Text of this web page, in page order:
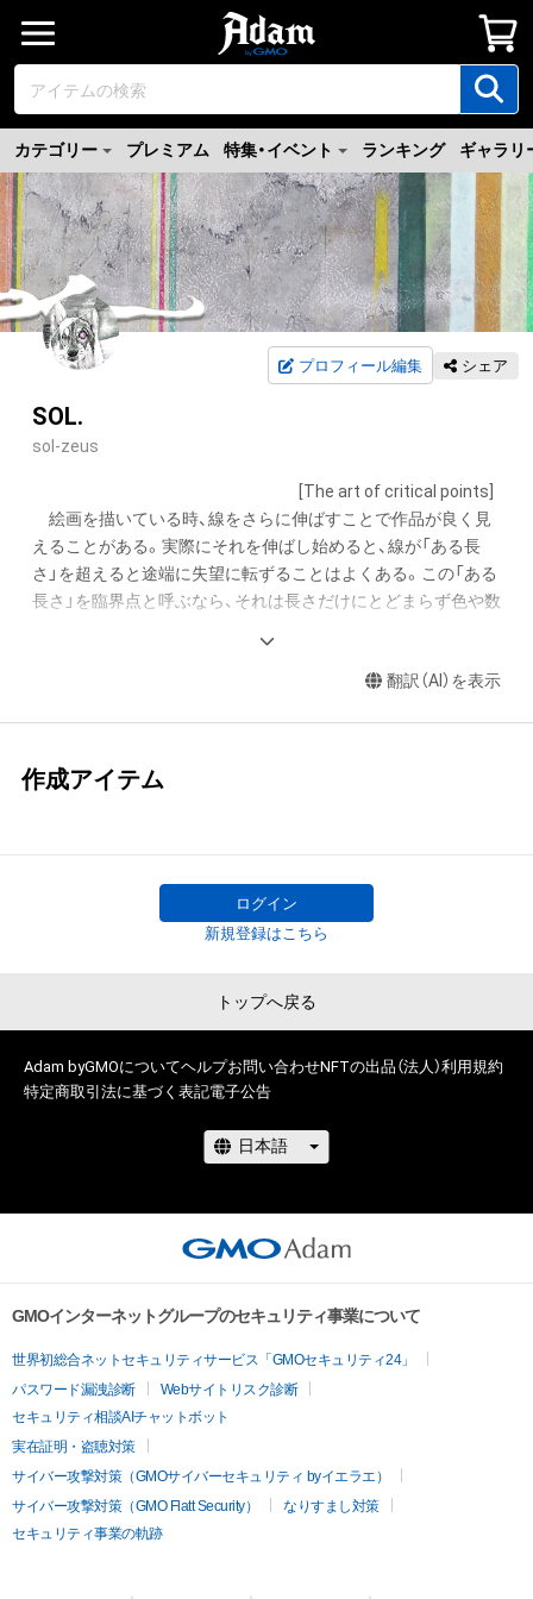
カテゴリー プレミアム 特集・イベント ランキング ギャラリ
プロフィール編集 シェア
SOL.
sol-zeus
[The art of critical points]
絵画を描いている時、線をさらに伸ばすことで作品が良く見
えることがある。実際にそれを伸ばし始めると、線が「ある長
さ」を超えると途端に失望に転ずることはよくある。この「ある
長さ」を臨界点と呼ぶなら、それは長さだけにとどまらず色や数
は、臨界点に至った時、その良し悪しの理由を「言葉」では表現
合で１点を争うシーソーゲーム」だ。興奮と感動は、自らの感覚
を研ぎ澄まし、思いもよらぬ方向や力を作品に与える。そして
2006年12月23日[iLife’06 iMovie コンテスト]Apple銀座店 優
翻訳（AI）を表示
作成アイテム
ログイン
新規登録はこちら
トップへ戻る
Adam byGMOについてヘルプお問い合わせNFTの出品（法人）利用規約
特定商取引法に基づく表記電子公告
GMOインターネットグループのセキュリティ事業について
世界初総合ネットセキュリティサービス「GMOセキュリティ24」
パスワード漏洩診断
Webサイトリスク診断
セキュリティ相談AIチャットボット
実在証明・盗聴対策
サイバー攻撃対策（GMOサイバーセキュリティ byイエラエ）
サイバー攻撃対策（GMO Flatt Security）
なりすまし対策
セキュリティ事業の軌跡